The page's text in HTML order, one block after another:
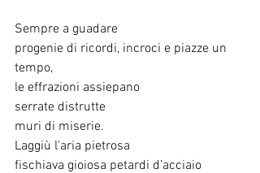
Sempre a guadare
progenie di ricordi, incroci e piazze un
tempo,
le effrazioni assiepano
serrate distrutte
muri di miserie.
Laggiù l'aria pietrosa
fischiava gioiosa petardi d'acciaio